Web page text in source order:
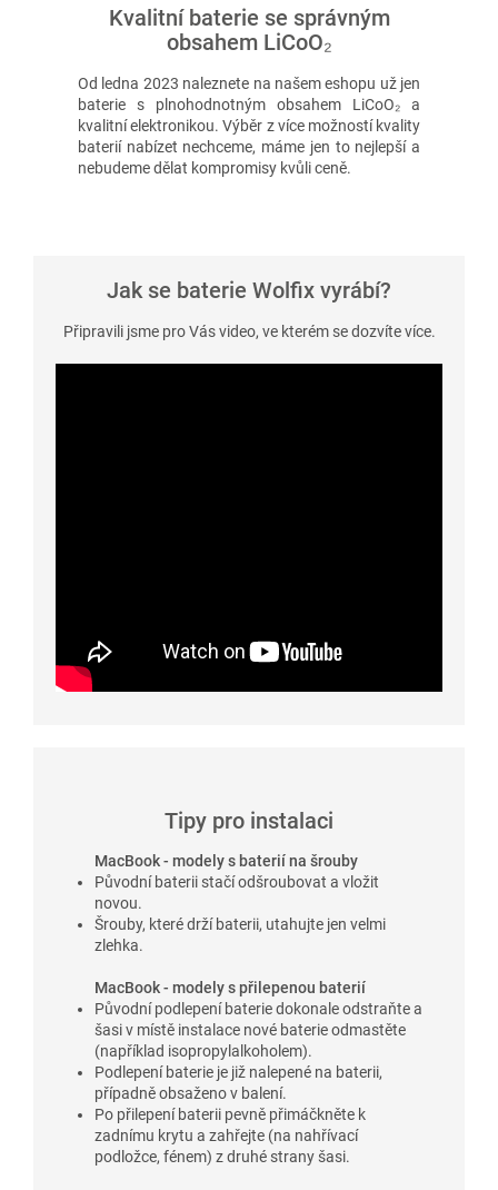
Kvalitní baterie se správným
obsahem LiCoO₂
Od ledna 2023 naleznete na našem eshopu už jen
baterie s plnohodnotným obsahem LiCoO₂ a
kvalitní elektronikou. Výběr z více možností kvality
baterií nabízet nechceme, máme jen to nejlepší a
nebudeme dělat kompromisy kvůli ceně.
Jak se baterie Wolfix vyrábí?
Připravili jsme pro Vás video, ve kterém se dozvíte více.
Tipy pro instalaci
MacBook - modely s baterií na šrouby
Původní baterii stačí odšroubovat a vložit
novou.
Šrouby, které drží baterii, utahujte jen velmi
zlehka.
MacBook - modely s přilepenou baterií
Původní podlepení baterie dokonale odstraňte a
šasi v místě instalace nové baterie odmastěte
(například isopropylalkoholem).
Podlepení baterie je již nalepené na baterii,
případně obsaženo v balení.
Po přilepení baterii pevně přimáčkněte k
zadnímu krytu a zahřejte (na nahřívací
podložce, fénem) z druhé strany šasi.